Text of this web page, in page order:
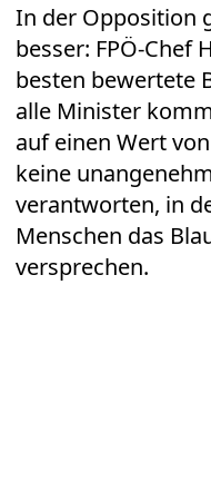
In der Opposition
besser: FPÖ-Chef
besten bewertete
alle Minister
auf einen Wert
keine
verantworten, in
Menschen das
versprechen.